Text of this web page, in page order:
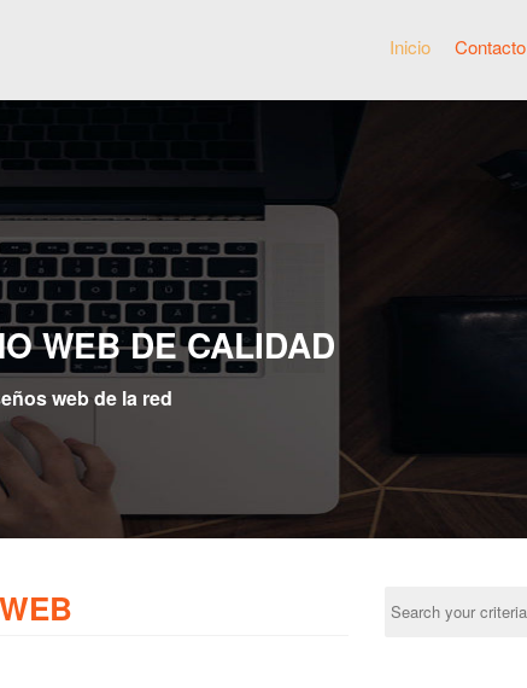
Inicio Contacto
WEB DE CALIDAD
web de la red